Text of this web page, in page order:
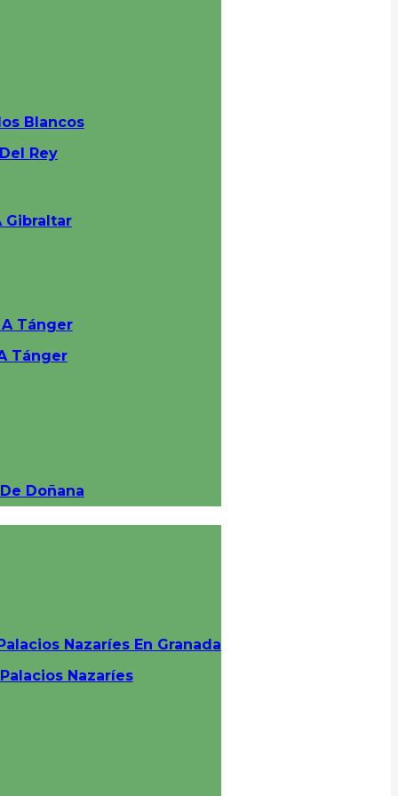
Blancos
Rey
Gibraltar
Tánger
Tánger
Doñana
Nazaríes En Granada
Nazaríes